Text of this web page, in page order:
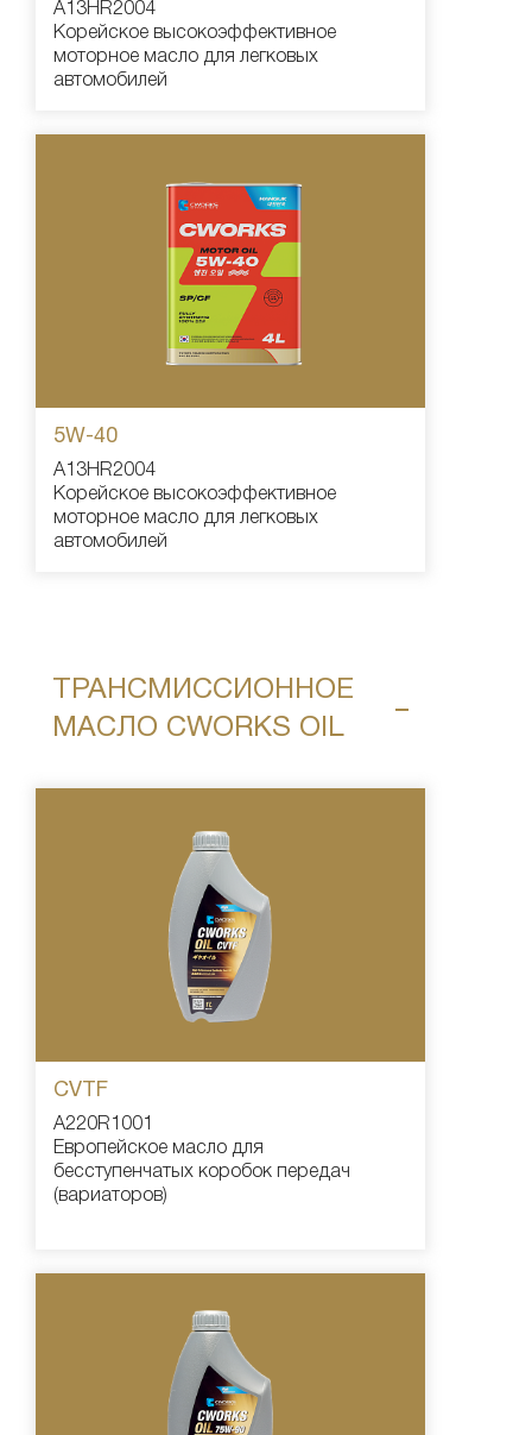
A13HR2004
Корейское высокоэффективное
моторное масло для легковых
автомобилей
5W-40
A13HR2004
Корейское высокоэффективное
моторное масло для легковых
автомобилей
ТРАНСМИССИОННОЕ
МАСЛО CWORKS OIL
CVTF
A220R1001
Европейское масло для
бесступенчатых коробок передач
(вариаторов)